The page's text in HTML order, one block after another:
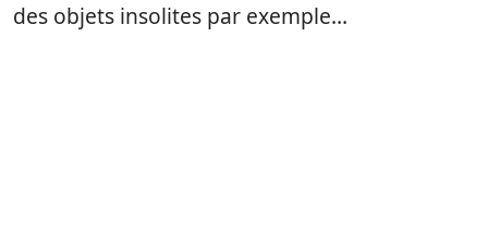
des objets insolites par exemple…